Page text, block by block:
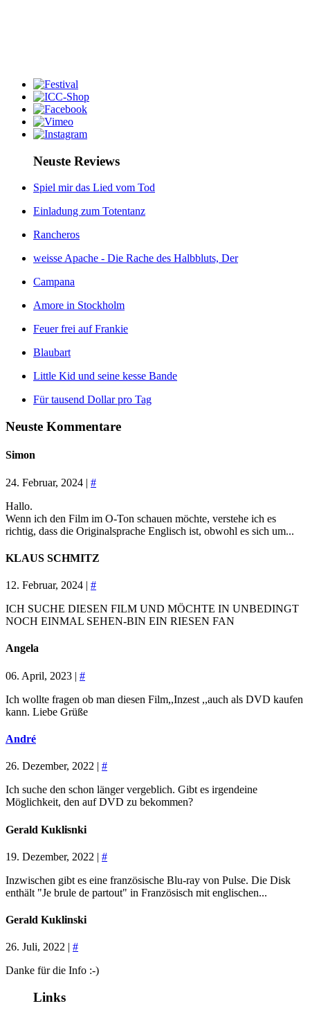
Neuste Reviews
Spiel mir das Lied vom Tod
Einladung zum Totentanz
Rancheros
weisse Apache - Die Rache des Halbbluts, Der
Campana
Amore in Stockholm
Feuer frei auf Frankie
Blaubart
Little Kid und seine kesse Bande
Für tausend Dollar pro Tag
Neuste Kommentare
Simon
24. Februar, 2024 | #
Hallo.
Wenn ich den Film im O-Ton schauen möchte, verstehe ich es
richtig, dass die Originalsprache Englisch ist, obwohl es sich um...
KLAUS SCHMITZ
12. Februar, 2024 | #
ICH SUCHE DIESEN FILM UND MÖCHTE IN UNBEDINGT
NOCH EINMAL SEHEN-BIN EIN RIESEN FAN
Angela
06. April, 2023 | #
Ich wollte fragen ob man diesen Film,,Inzest ,,auch als DVD kaufen
kann. Liebe Grüße
André
26. Dezember, 2022 | #
Ich suche den schon länger vergeblich. Gibt es irgendeine
Möglichkeit, den auf DVD zu bekommen?
Gerald Kuklisnki
19. Dezember, 2022 | #
Inzwischen gibt es eine französische Blu-ray von Pulse. Die Disk
enthält "Je brule de partout" in Französisch mit englischen...
Gerald Kuklinski
26. Juli, 2022 | #
Danke für die Info :-)
Links